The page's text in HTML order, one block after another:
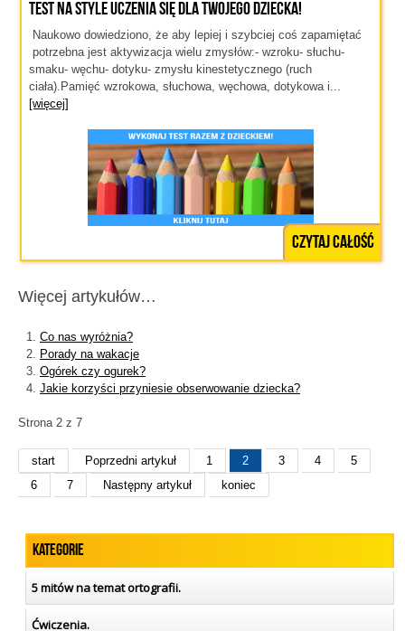
Test na style uczenia się dla Twojego dziecka!
Naukowo dowiedziono, że aby lepiej i szybciej coś zapamiętać
potrzebna jest aktywizacja wielu zmysłów:- wzroku- słuchu-
smaku- węchu- dotyku- zmysłu kinestetycznego (ruch
ciała).Pamięć wzrokowa, słuchowa, węchowa, dotykowa i...
[więcej]
Czytaj całość
Więcej artykułów…
Co nas wyróżnia?
Porady na wakacje
Ogórek czy ogurek?
Jakie korzyści przyniesie obserwowanie dziecka?
Strona 2 z 7
start Poprzedni artykuł 1 2 3 4
5
6
7 Następny artykuł koniec
Kategorie
5 mitów na temat ortografii.
Ćwiczenia.